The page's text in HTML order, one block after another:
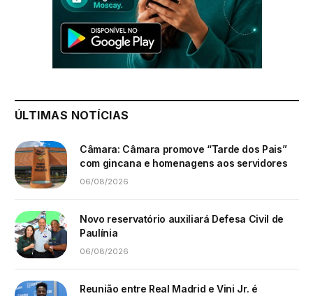
ÚLTIMAS NOTÍCIAS
Câmara: Câmara promove “Tarde dos Pais”
com gincana e homenagens aos servidores
06/08/2026
Novo reservatório auxiliará Defesa Civil de
Paulínia
06/08/2026
Reunião entre Real Madrid e Vini Jr. é